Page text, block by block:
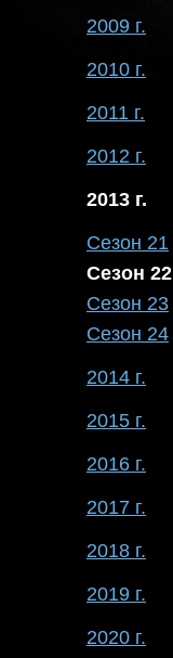
2009 г.
2010 г.
2011 г.
2012 г.
2013 г.
Сезон 21
Сезон 22
Сезон 23
Сезон 24
2014 г.
2015 г.
2016 г.
2017 г.
2018 г.
2019 г.
2020 г.